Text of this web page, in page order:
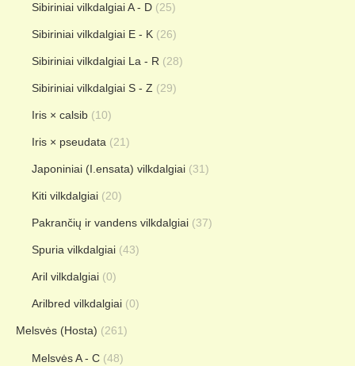
Sibiriniai vilkdalgiai A - D (25)
Sibiriniai vilkdalgiai E - K (26)
Sibiriniai vilkdalgiai La - R (28)
Sibiriniai vilkdalgiai S - Z (29)
Iris × calsib (10)
Iris × pseudata (21)
Japoniniai (I.ensata) vilkdalgiai (31)
Kiti vilkdalgiai (20)
Pakrančių ir vandens vilkdalgiai (37)
Spuria vilkdalgiai (43)
Aril vilkdalgiai (0)
Arilbred vilkdalgiai (0)
Melsvės (Hosta) (261)
Melsvės A - C (48)